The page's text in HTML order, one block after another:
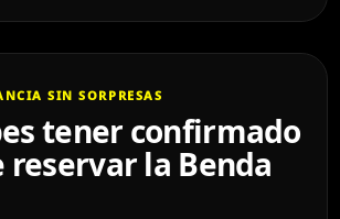
SIN SORPRESAS
tener confirmado
reservar la Benda